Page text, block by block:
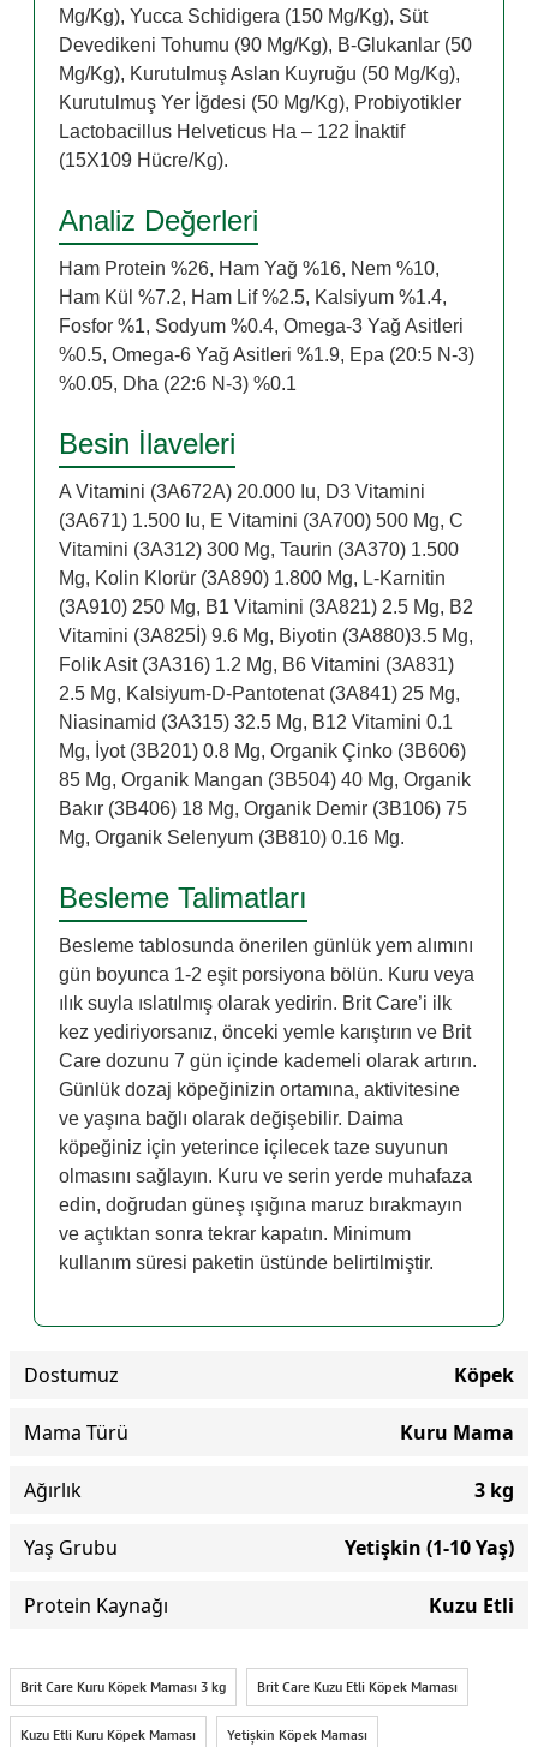
Mg/Kg), Yucca Schidigera (150 Mg/Kg), Süt
Devedikeni Tohumu (90 Mg/Kg), Β-Glukanlar (50
Mg/Kg), Kurutulmuş Aslan Kuyruğu (50 Mg/Kg),
Kurutulmuş Yer İğdesi (50 Mg/Kg), Probiyotikler
Lactobacillus Helveticus Ha – 122 İnaktif
(15X109 Hücre/Kg).
Analiz Değerleri
Ham Protein %26, Ham Yağ %16, Nem %10,
Ham Kül %7.2, Ham Lif %2.5, Kalsiyum %1.4,
Fosfor %1, Sodyum %0.4, Omega-3 Yağ Asitleri
%0.5, Omega-6 Yağ Asitleri %1.9, Epa (20:5 N-3)
%0.05, Dha (22:6 N-3) %0.1
Besin İlaveleri
A Vitamini (3A672A) 20.000 Iu, D3 Vitamini
(3A671) 1.500 Iu, E Vitamini (3A700) 500 Mg, C
Vitamini (3A312) 300 Mg, Taurin (3A370) 1.500
Mg, Kolin Klorür (3A890) 1.800 Mg, L-Karnitin
(3A910) 250 Mg, B1 Vitamini (3A821) 2.5 Mg, B2
Vitamini (3A825İ) 9.6 Mg, Biyotin (3A880)3.5 Mg,
Folik Asit (3A316) 1.2 Mg, B6 Vitamini (3A831)
2.5 Mg, Kalsiyum-D-Pantotenat (3A841) 25 Mg,
Niasinamid (3A315) 32.5 Mg, B12 Vitamini 0.1
Mg, İyot (3B201) 0.8 Mg, Organik Çinko (3B606)
85 Mg, Organik Mangan (3B504) 40 Mg, Organik
Bakır (3B406) 18 Mg, Organik Demir (3B106) 75
Mg, Organik Selenyum (3B810) 0.16 Mg.
Besleme Talimatları
Besleme tablosunda önerilen günlük yem alımını
gün boyunca 1-2 eşit porsiyona bölün. Kuru veya
ılık suyla ıslatılmış olarak yedirin. Brit Care’i ilk
kez yediriyorsanız, önceki yemle karıştırın ve Brit
Care dozunu 7 gün içinde kademeli olarak artırın.
Günlük dozaj köpeğinizin ortamına, aktivitesine
ve yaşına bağlı olarak değişebilir. Daima
köpeğiniz için yeterince içilecek taze suyunun
olmasını sağlayın. Kuru ve serin yerde muhafaza
edin, doğrudan güneş ışığına maruz bırakmayın
ve açtıktan sonra tekrar kapatın. Minimum
kullanım süresi paketin üstünde belirtilmiştir.
Dostumuz Köpek
Mama Türü Kuru Mama
Ağırlık 3 kg
Yaş Grubu Yetişkin (1-10 Yaş)
Protein Kaynağı Kuzu Etli
Brit Care Kuru Köpek Maması 3 kg Brit Care Kuzu Etli Köpek Maması
Kuzu Etli Kuru Köpek Maması Yetişkin Köpek Maması